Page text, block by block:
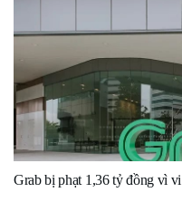
Grab bị phạt 1,36 tỷ đồng vì